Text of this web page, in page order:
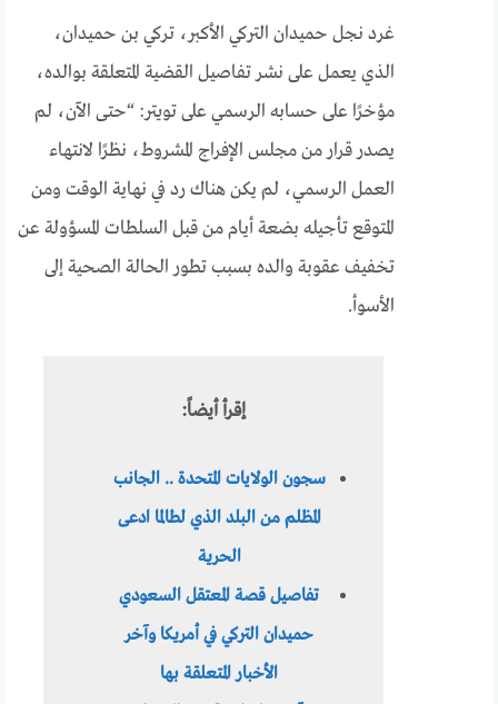
غرد نجل حميدان التركي الأكبر، تركي بن ​​حميدان،
الذي يعمل على نشر تفاصيل القضية المتعلقة بوالده،
مؤخرًا على حسابه الرسمي على تويتر: “حتى الآن، لم
يصدر قرار من مجلس الإفراج المشروط، نظرًا لانتهاء
العمل الرسمي، لم يكن هناك رد في نهاية الوقت ومن
المتوقع تأجيله بضعة أيام من قبل السلطات المسؤولة عن
تخفيف عقوبة والده بسبب تطور الحالة الصحية إلى
الأسوأ.
إقرأ أيضاً:
سجون الولايات المتحدة .. الجانب
المظلم من البلد الذي لطالما ادعى
الحرية
تفاصيل قصة المعتقل السعودي
حميدان التركي في أمريكا وآخر
الأخبار المتعلقة بها